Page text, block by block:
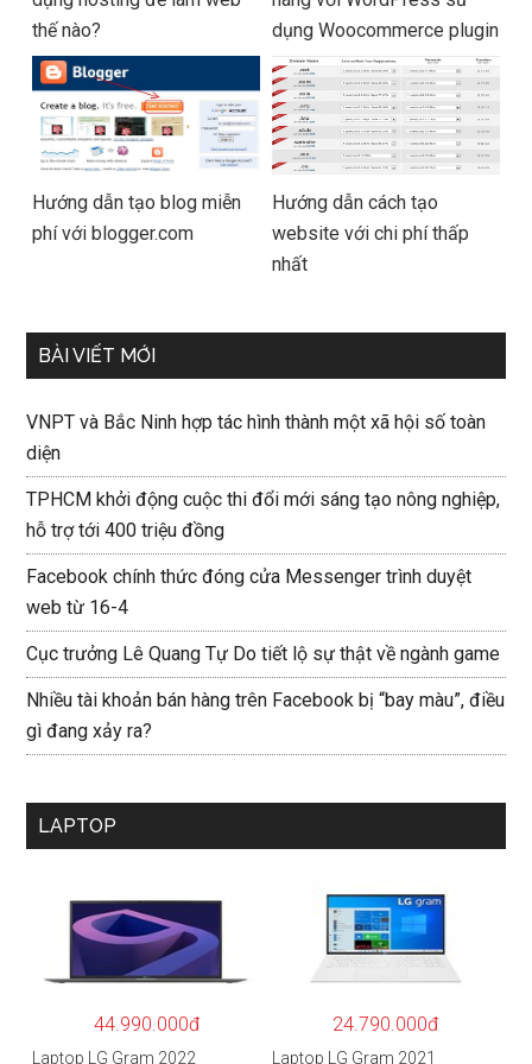
thế nào?
dụng Woocommerce plugin
Hướng dẫn tạo blog miễn
phí với blogger.com
Hướng dẫn cách tạo
website với chi phí thấp
nhất
BÀI VIẾT MỚI
VNPT và Bắc Ninh hợp tác hình thành một xã hội số toàn
diện
TPHCM khởi động cuộc thi đổi mới sáng tạo nông nghiệp,
hỗ trợ tới 400 triệu đồng
Facebook chính thức đóng cửa Messenger trình duyệt
web từ 16-4
Cục trưởng Lê Quang Tự Do tiết lộ sự thật về ngành game
Nhiều tài khoản bán hàng trên Facebook bị “bay màu”, điều
gì đang xảy ra?
LAPTOP
44.990.000đ
Laptop LG Gram 2022
24.790.000đ
Laptop LG Gram 2021